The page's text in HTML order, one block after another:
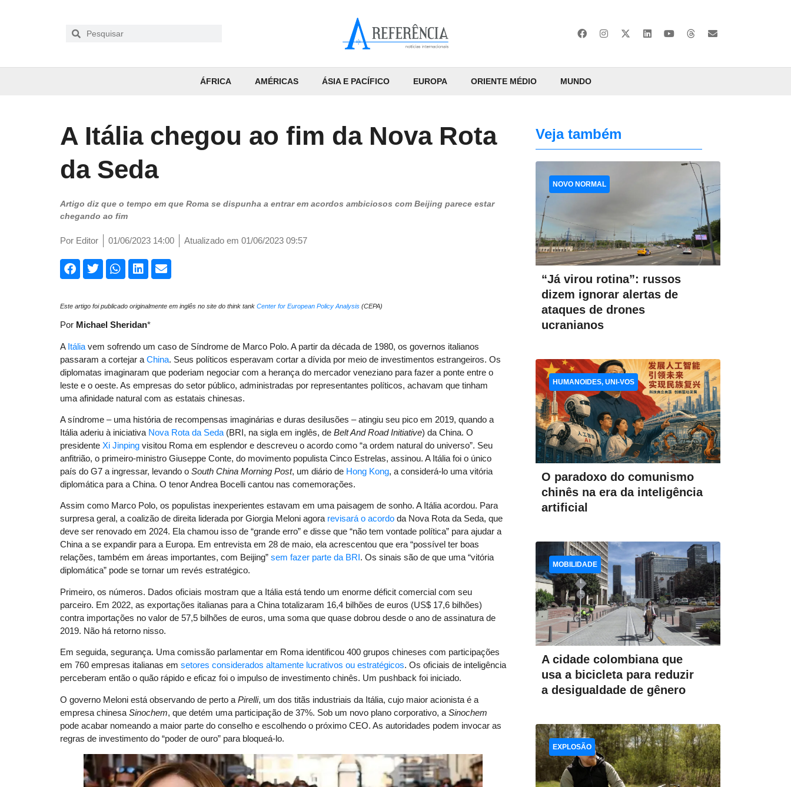
ÁFRICA AMÉRICAS ÁSIA E PACÍFICO EUROPA ORIENTE MÉDIO MUNDO
A Itália chegou ao fim da Nova Rota
da Seda
Artigo diz que o tempo em que Roma se dispunha a entrar em acordos ambiciosos com Beijing parece estar
chegando ao fim
Por Editor 01/06/2023 14:00 Atualizado em 01/06/2023 09:57
Este artigo foi publicado originalmente em inglês no site do think tank Center for European Policy Analysis (CEPA)
Por Michael Sheridan*
A Itália vem sofrendo um caso de Síndrome de Marco Polo. A partir da década de 1980, os governos italianos
passaram a cortejar a China. Seus políticos esperavam cortar a dívida por meio de investimentos estrangeiros. Os
diplomatas imaginaram que poderiam negociar com a herança do mercador veneziano para fazer a ponte entre o
leste e o oeste. As empresas do setor público, administradas por representantes políticos, achavam que tinham
uma afinidade natural com as estatais chinesas.
A síndrome – uma história de recompensas imaginárias e duras desilusões – atingiu seu pico em 2019, quando a
Itália aderiu à iniciativa Nova Rota da Seda (BRI, na sigla em inglês, de Belt And Road Initiative) da China. O
presidente Xi Jinping visitou Roma em esplendor e descreveu o acordo como “a ordem natural do universo”. Seu
anfitrião, o primeiro-ministro Giuseppe Conte, do movimento populista Cinco Estrelas, assinou. A Itália foi o único
país do G7 a ingressar, levando o South China Morning Post, um diário de Hong Kong, a considerá-lo uma vitória
diplomática para a China. O tenor Andrea Bocelli cantou nas comemorações.
Assim como Marco Polo, os populistas inexperientes estavam em uma paisagem de sonho. A Itália acordou. Para
surpresa geral, a coalizão de direita liderada por Giorgia Meloni agora revisará o acordo da Nova Rota da Seda, que
deve ser renovado em 2024. Ela chamou isso de “grande erro” e disse que “não tem vontade política” para ajudar a
China a se expandir para a Europa. Em entrevista em 28 de maio, ela acrescentou que era “possível ter boas
relações, também em áreas importantes, com Beijing” sem fazer parte da BRI. Os sinais são de que uma “vitória
diplomática” pode se tornar um revés estratégico.
Primeiro, os números. Dados oficiais mostram que a Itália está tendo um enorme déficit comercial com seu
parceiro. Em 2022, as exportações italianas para a China totalizaram 16,4 bilhões de euros (US$ 17,6 bilhões)
contra importações no valor de 57,5 ​​bilhões de euros, uma soma que quase dobrou desde o ano de assinatura de
2019. Não há retorno nisso.
Em seguida, segurança. Uma comissão parlamentar em Roma identificou 400 grupos chineses com participações
em 760 empresas italianas em setores considerados altamente lucrativos ou estratégicos. Os oficiais de inteligência
perceberam então o quão rápido e eficaz foi o impulso de investimento chinês. Um pushback foi iniciado.
O governo Meloni está observando de perto a Pirelli, um dos titãs industriais da Itália, cujo maior acionista é a
empresa chinesa Sinochem, que detém uma participação de 37%. Sob um novo plano corporativo, a Sinochem
pode acabar nomeando a maior parte do conselho e escolhendo o próximo CEO. As autoridades podem invocar as
regras de investimento do “poder de ouro” para bloqueá-lo.
Veja também
“Já virou rotina”: russos
dizem ignorar alertas de
ataques de drones
ucranianos
NOVO NORMAL
O paradoxo do comunismo
chinês na era da inteligência
artificial
HUMANOIDES, UNI-VOS
A cidade colombiana que
usa a bicicleta para reduzir
a desigualdade de gênero
MOBILIDADE
EXPLOSÃO